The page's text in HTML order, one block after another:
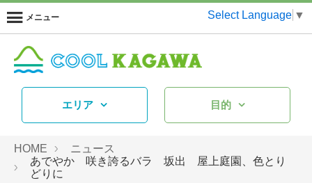
メニュー Select Language ▼
エリア 目的
HOME
ニュース
あでやか 咲き誇るバラ 坂出 屋上庭園、色とり
どりに